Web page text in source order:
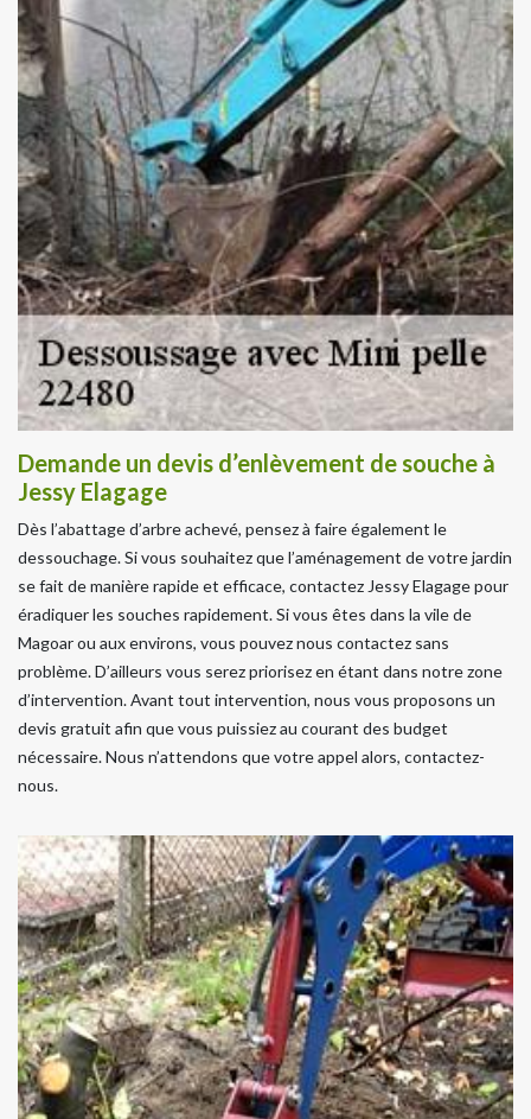
Demande un devis d’enlèvement de souche à
Jessy Elagage
Dès l’abattage d’arbre achevé, pensez à faire également le
dessouchage. Si vous souhaitez que l’aménagement de votre jardin
se fait de manière rapide et efficace, contactez Jessy Elagage pour
éradiquer les souches rapidement. Si vous êtes dans la vile de
Magoar ou aux environs, vous pouvez nous contactez sans
problème. D’ailleurs vous serez priorisez en étant dans notre zone
d’intervention. Avant tout intervention, nous vous proposons un
devis gratuit afin que vous puissiez au courant des budget
nécessaire. Nous n’attendons que votre appel alors, contactez-
nous.